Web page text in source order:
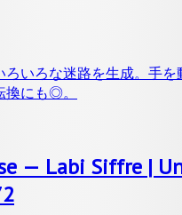
いろな迷路を生成。手を
換にも◎。
— Labi Siffre |